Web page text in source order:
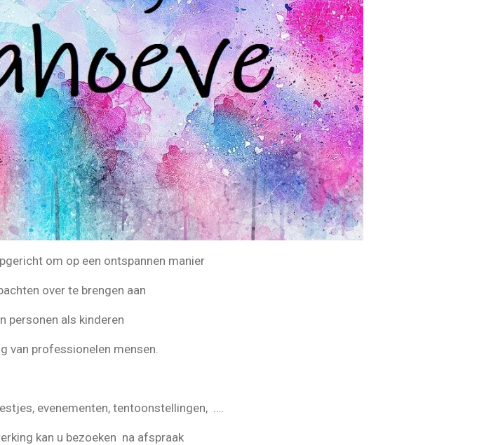
om op een ontspannen manier
over te brengen aan
personen als kinderen
van professionelen mensen.
evenementen, tentoonstellingen, ….
kan u bezoeken na afspraak